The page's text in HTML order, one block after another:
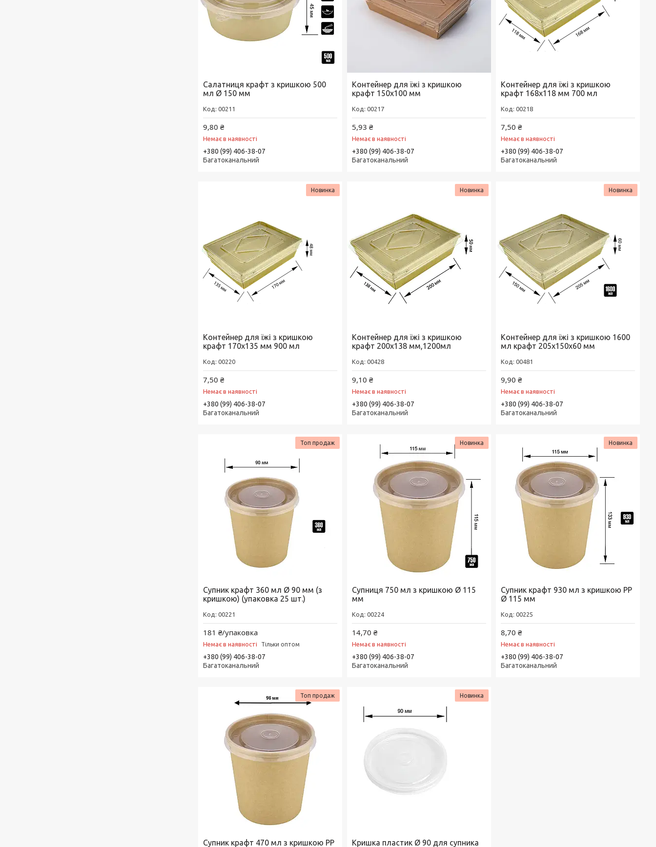
Салатниця крафт з кришкою 500
мл Ø 150 мм
00211
9,80 ₴
Немає в наявності
+380 (99) 406-38-07
Багатоканальний
Контейнер для їжі з кришкою
крафт 150х100 мм
00217
5,93 ₴
Немає в наявності
+380 (99) 406-38-07
Багатоканальний
Контейнер для їжі з кришкою
крафт 168х118 мм 700 мл
00218
7,50 ₴
Немає в наявності
+380 (99) 406-38-07
Багатоканальний
Новинка
Контейнер для їжі з кришкою
крафт 170х135 мм 900 мл
00220
7,50 ₴
Немає в наявності
+380 (99) 406-38-07
Багатоканальний
Новинка
Контейнер для їжі з кришкою
крафт 200х138 мм,1200мл
00428
9,10 ₴
Немає в наявності
+380 (99) 406-38-07
Багатоканальний
Новинка
Контейнер для їжі з кришкою 1600
мл крафт 205x150x60 мм
00481
9,90 ₴
Немає в наявності
+380 (99) 406-38-07
Багатоканальний
Топ продаж
Супник крафт 360 мл Ø 90 мм (з
кришкою) (упаковка 25 шт.)
00221
181 ₴/упаковка
Немає в наявності Тільки оптом
+380 (99) 406-38-07
Багатоканальний
Новинка
Супниця 750 мл з кришкою Ø 115
мм
00224
14,70 ₴
Немає в наявності
+380 (99) 406-38-07
Багатоканальний
Новинка
Супник крафт 930 мл з кришкою РР
Ø 115 мм
00225
8,70 ₴
Немає в наявності
+380 (99) 406-38-07
Багатоканальний
Топ продаж
Супник крафт 470 мл з кришкою РP
Новинка
Кришка пластик Ø 90 для супника